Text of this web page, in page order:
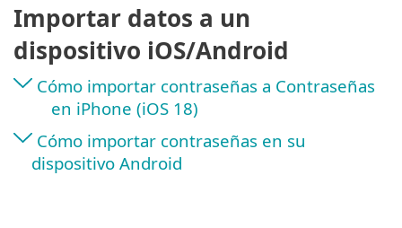
Importar datos a un
dispositivo iOS/Android
Cómo importar contraseñas a Contraseñas
en iPhone (iOS 18)
Cómo importar contraseñas en su
dispositivo Android